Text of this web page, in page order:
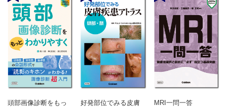
頭部画像診断をもっ
好発部位でみる皮膚
MRI一問一答